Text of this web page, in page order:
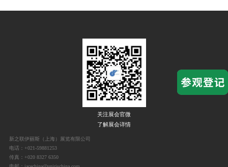
关注展会官微
了解展会详情
新之联伊丽斯（上海）展览有限公司
电话：+021-59881253
传真：+020 8327 6350